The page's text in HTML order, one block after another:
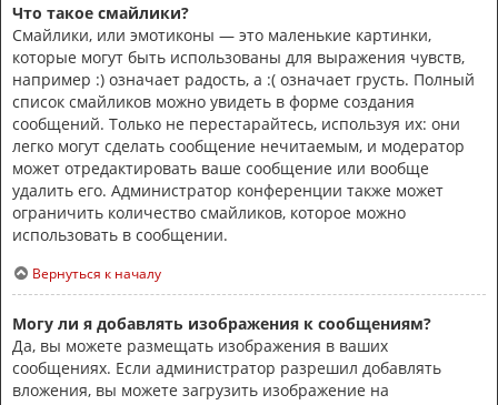
Что такое смайлики?
Смайлики, или эмотиконы — это маленькие картинки,
которые могут быть использованы для выражения чувств,
например :) означает радость, а :( означает грусть. Полный
список смайликов можно увидеть в форме создания
сообщений. Только не перестарайтесь, используя их: они
легко могут сделать сообщение нечитаемым, и модератор
может отредактировать ваше сообщение или вообще
удалить его. Администратор конференции также может
ограничить количество смайликов, которое можно
использовать в сообщении.
Вернуться к началу
Могу ли я добавлять изображения к сообщениям?
Да, вы можете размещать изображения в ваших
сообщениях. Если администратор разрешил добавлять
вложения, вы можете загрузить изображение на